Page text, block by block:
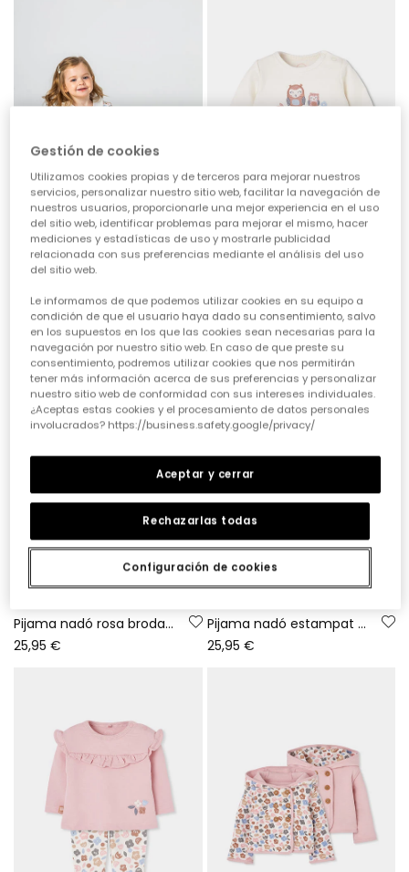
32,95 €
25,95 €
Pijama nadó rosa brodat de mussols
25,95 €
Pijama nadó estampat flors multicolor cremallera
25,95 €
Gestión de cookies
Utilizamos cookies propias y de terceros para mejorar nuestros
servicios, personalizar nuestro sitio web, facilitar la navegación de
nuestros usuarios, proporcionarle una mejor experiencia en el uso
del sitio web, identificar problemas para mejorar el mismo, hacer
mediciones y estadísticas de uso y mostrarle publicidad
relacionada con sus preferencias mediante el análisis del uso
del sitio web.
Le informamos de que podemos utilizar cookies en su equipo a
condición de que el usuario haya dado su consentimiento, salvo
en los supuestos en los que las cookies sean necesarias para la
navegación por nuestro sitio web. En caso de que preste su
consentimiento, podremos utilizar cookies que nos permitirán
tener más información acerca de sus preferencias y personalizar
nuestro sitio web de conformidad con sus intereses individuales.
¿Aceptas estas cookies y el procesamiento de datos personales
involucrados? https://business.safety.google/privacy/
Configuración de cookies
Rechazarlas todas
Aceptar y cerrar